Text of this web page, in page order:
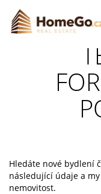
Hledáte nové bydlení
následující údaje a
nemovitost.